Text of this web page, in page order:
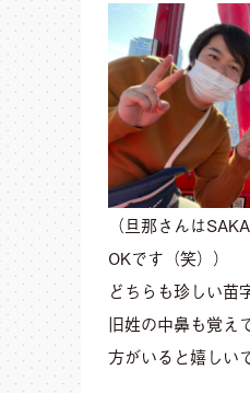
（旦那さんは
OKです（笑））
どちらも珍しい苗
旧姓の中鼻も覚え
方がいると嬉しい